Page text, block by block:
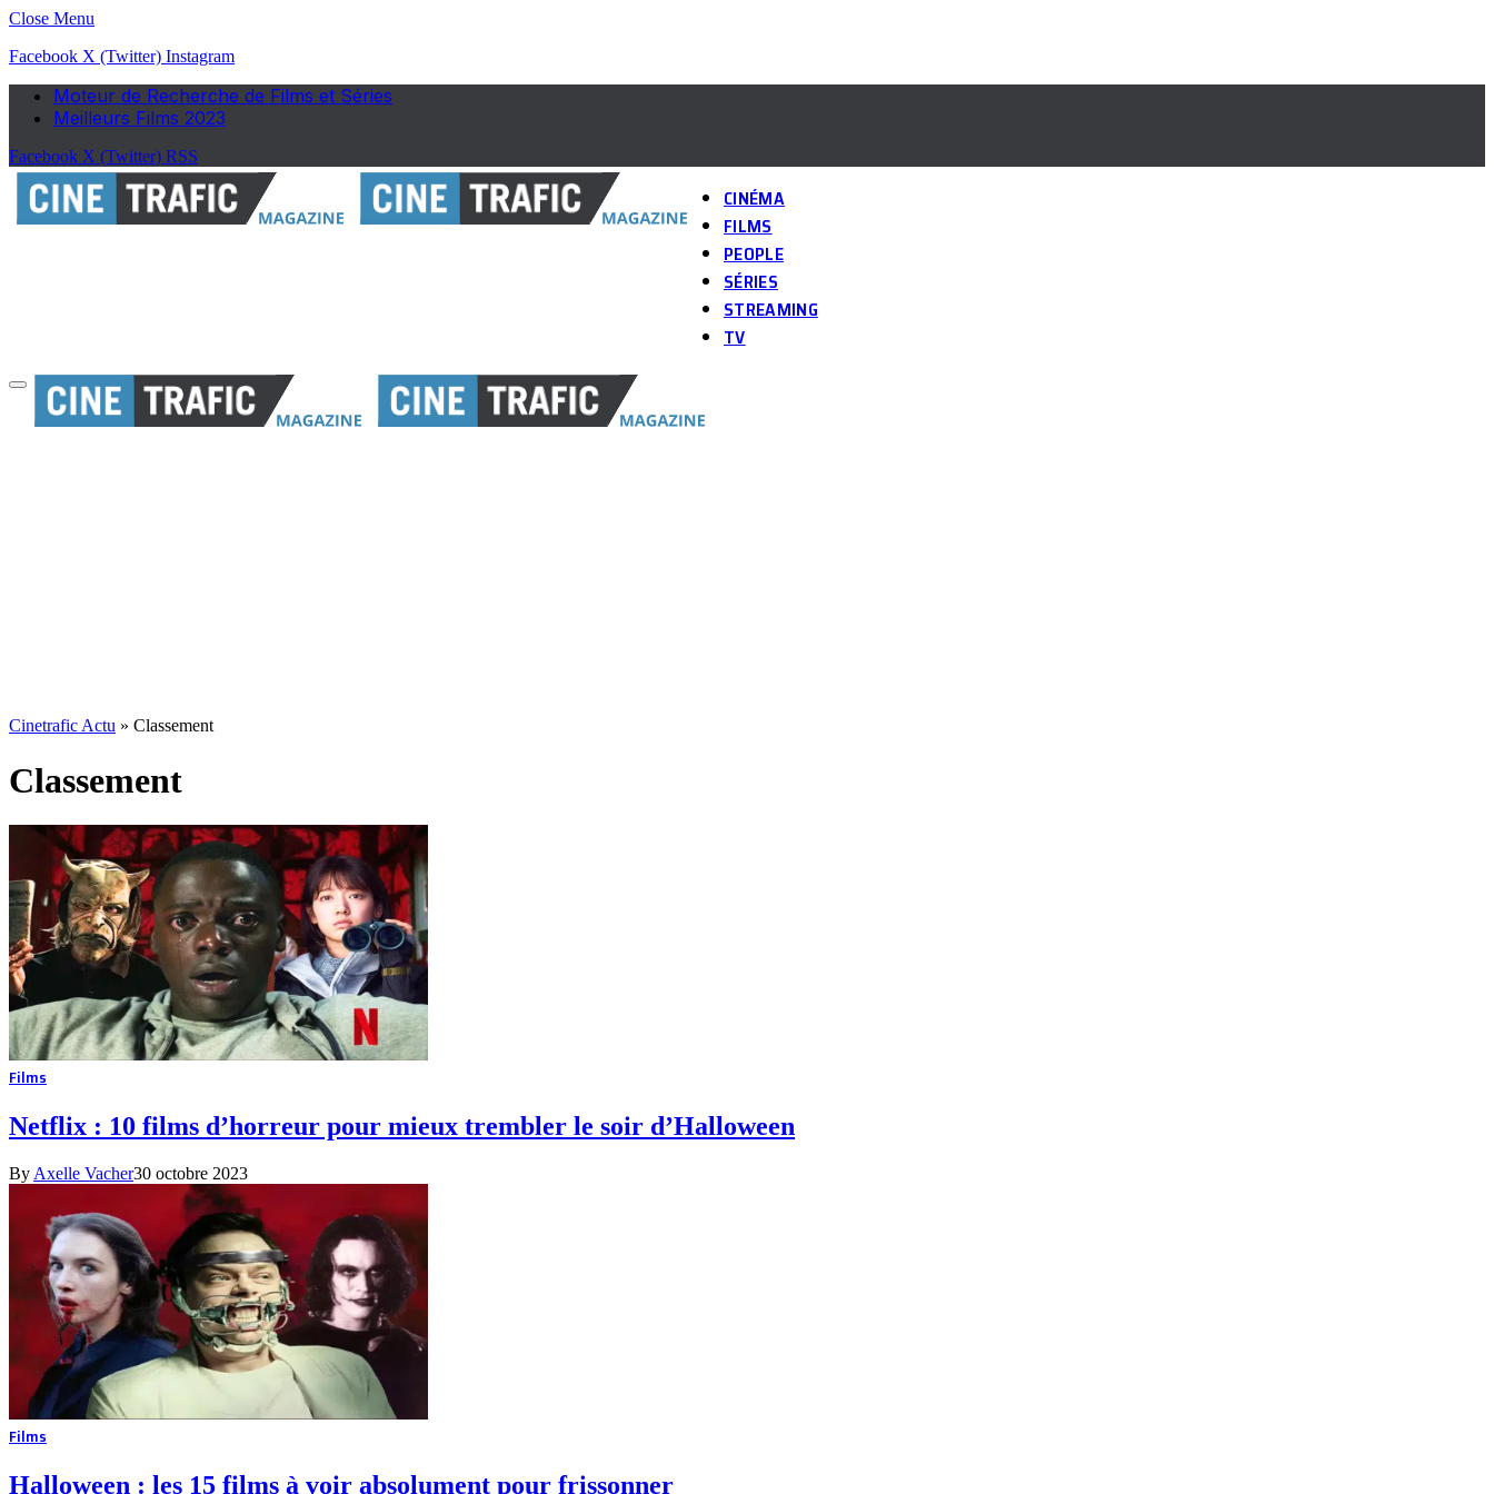
Close Menu
Facebook X (Twitter) Instagram
Moteur de Recherche de Films et Séries
Meilleurs Films 2023
Facebook X (Twitter) RSS
CINÉMA
FILMS
PEOPLE
SÉRIES
STREAMING
TV
Cinetrafic Actu » Classement
Classement
Films
Netflix : 10 films d’horreur pour mieux trembler le soir d’Halloween
By Axelle Vacher30 octobre 2023
Films
Halloween : les 15 films à voir absolument pour frissonner